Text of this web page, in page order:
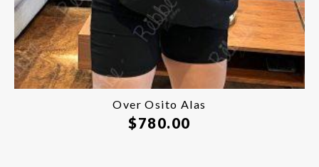
Over Osito Alas
$780.00